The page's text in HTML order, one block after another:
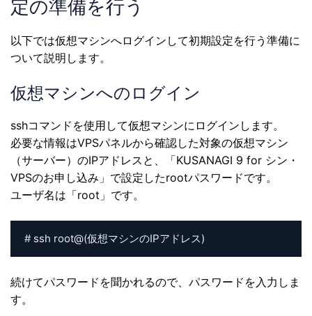
定の準備を行う
以下では仮想マシンへログインして初期設定を行う準備に
ついて説明します。
仮想マシンへのログイン
sshコマンドを使用して仮想マシンにログインします。
必要な情報はVPSパネルから確認した対象の仮想マシン
（サーバー）のIPアドレスと、「KUSANAGI 9 for シン・
VPSのお申し込み」で設定したrootパスワードです。
ユーザ名は「root」です。
# ssh root@(仮想マシンのIPアドレス)
続けてパスワードを聞かれるので、パスワードを入力しま
す。